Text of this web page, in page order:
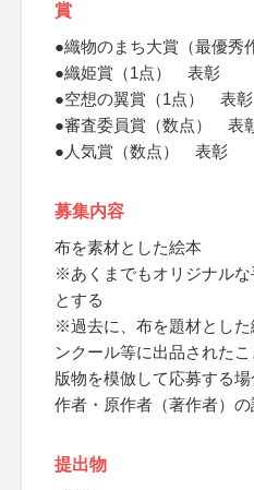
賞
●織物のまち大賞（最優
●織姫賞（1点） 表彰
●空想の翼賞（1点） 表彰
●審査委員賞（数点） 表
●人気賞（数点） 表彰
募集内容
布を素材とした絵本
※あくまでもオリジナルな
とする
※過去に、布を題材とした
ンクール等に出品された
版物を模倣して応募する
作者・原作者（著作者）
提出物